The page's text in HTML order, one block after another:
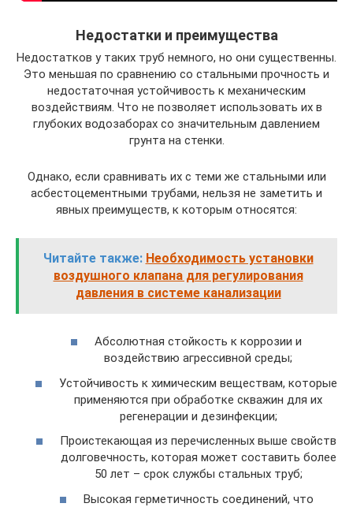
Недостатки и преимущества
Недостатков у таких труб немного, но они существенны.
Это меньшая по сравнению со стальными прочность и
недостаточная устойчивость к механическим
воздействиям. Что не позволяет использовать их в
глубоких водозаборах со значительным давлением
грунта на стенки.
Однако, если сравнивать их с теми же стальными или
асбестоцементными трубами, нельзя не заметить и
явных преимуществ, к которым относятся:
Читайте также: Необходимость установки
воздушного клапана для регулирования
давления в системе канализации
Абсолютная стойкость к коррозии и
воздействию агрессивной среды;
Устойчивость к химическим веществам, которые
применяются при обработке скважин для их
регенерации и дезинфекции;
Проистекающая из перечисленных выше свойств
долговечность, которая может составить более
50 лет – срок службы стальных труб;
Высокая герметичность соединений, что